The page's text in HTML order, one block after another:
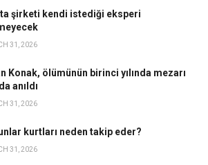
şirketi kendi istediği eksperi
31, 2026
Konak, ölümünün birinci yılında mezarı
anıldı
31, 2026
kurtları neden takip eder?
31, 2026